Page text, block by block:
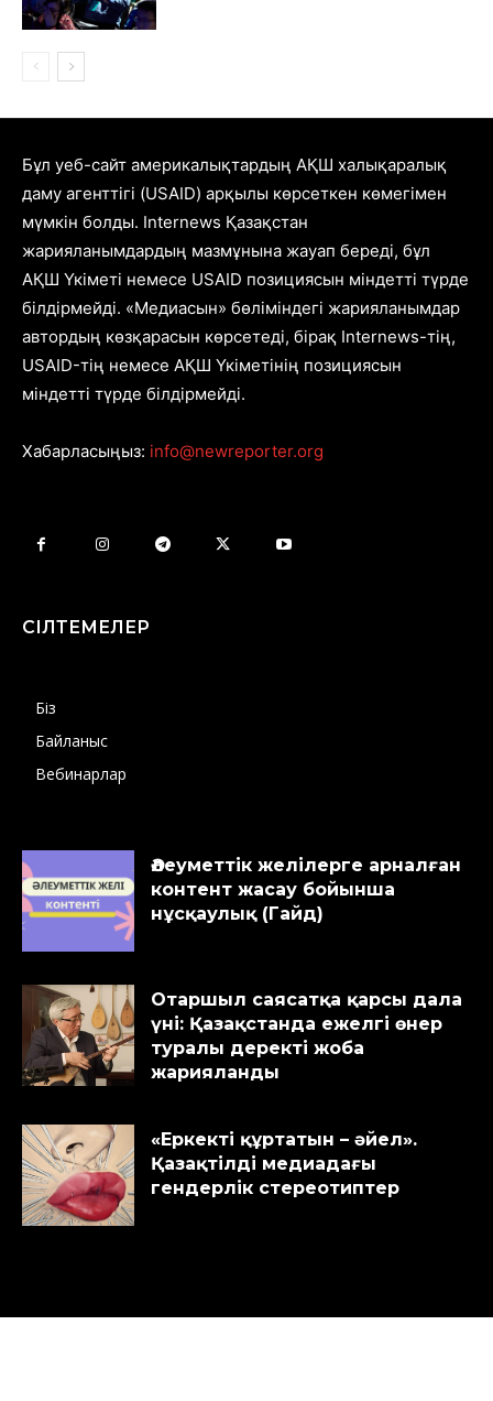
Бұл уеб-сайт америкалықтардың АҚШ халықаралық
даму агенттігі (USAID) арқылы көрсеткен көмегімен
мүмкін болды. Internews Қазақстан
жарияланымдардың мазмұнына жауап береді, бұл
АҚШ Үкіметі немесе USAID позициясын міндетті түрде
білдірмейді. «Медиасын» бөліміндегі жарияланымдар
автордың көзқарасын көрсетеді, бірақ Internews-тің,
USAID-тің немесе АҚШ Үкіметінің позициясын
міндетті түрде білдірмейді.
Хабарласыңыз: info@newreporter.org
СІЛТЕМЕЛЕР
Біз
Байланыс
Вебинарлар
Әлеуметтік желілерге арналған
контент жасау бойынша
нұсқаулық (Гайд)
Отаршыл саясатқа қарсы дала
үні: Қазақстанда ежелгі өнер
туралы деректі жоба
жарияланды
«Еркекті құртатын – әйел».
Қазақтілді медиадағы
гендерлік стереотиптер